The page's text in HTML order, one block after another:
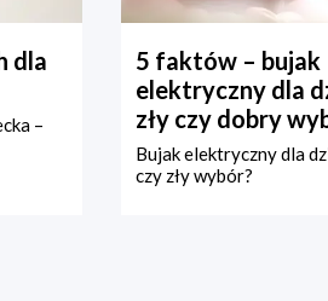
dla
–
5 faktów – bujak
elektryczny dla
zły czy dobry
Bujak elektryczny dla
czy zły wybór?